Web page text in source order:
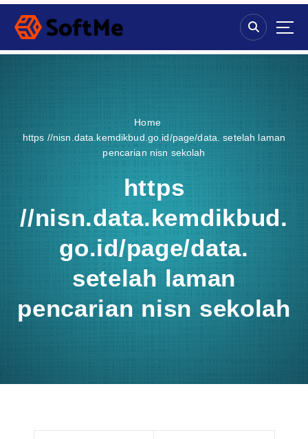
S
p
Home
https //nisn.data.kemdikbud.go.id/page/data. setelah laman
pencarian nisn sekolah
https
//nisn.data.kemdikbud.
go.id/page/data.
setelah laman
pencarian nisn sekolah